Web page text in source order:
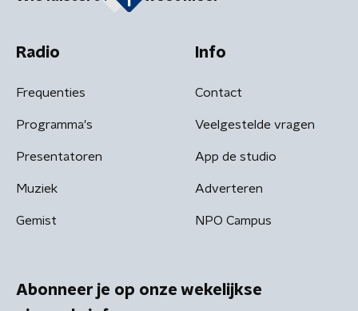
Radio
Frequenties
Programma's
Presentatoren
Muziek
Gemist
Info
Contact
Veelgestelde vragen
App de studio
Adverteren
NPO Campus
Abonneer je op onze wekelijkse